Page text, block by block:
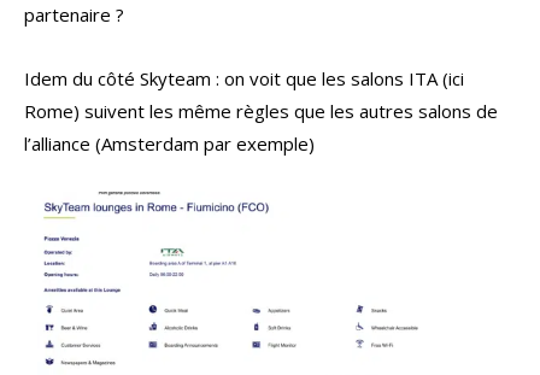
partenaire ?
Idem du côté Skyteam : on voit que les salons ITA (ici
Rome) suivent les même règles que les autres salons de
l’alliance (Amsterdam par exemple)